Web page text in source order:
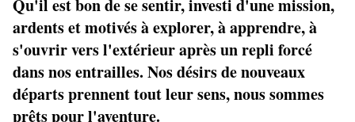
Qu'il est bon de se sentir, investi d'une mission,
ardents et motivés à explorer, à apprendre, à
s'ouvrir vers l'extérieur après un repli forcé
dans nos entrailles. Nos désirs de nouveaux
départs prennent tout leur sens, nous sommes
prêts pour l'aventure.